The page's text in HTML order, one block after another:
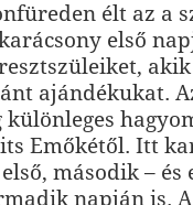
élt az a
első
ajándékukat.
különleges
Emőkétől. Itt
második – és
napján is. A